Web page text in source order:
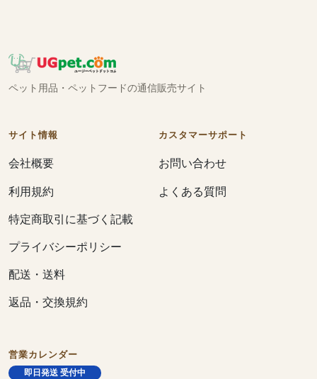
ペット用品・ペットフードの通信販売サイト
サイト情報
会社概要
利用規約
特定商取引に基づく記載
プライバシーポリシー
配送・送料
返品・交換規約
カスタマーサポート
お問い合わせ
よくある質問
営業カレンダー
即日発送 受付中